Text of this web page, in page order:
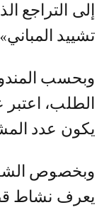
إلى
تشييد
وبحسب
الطلب، اعتبر
يكون عدد
وبخصوص
يعرف نشاط